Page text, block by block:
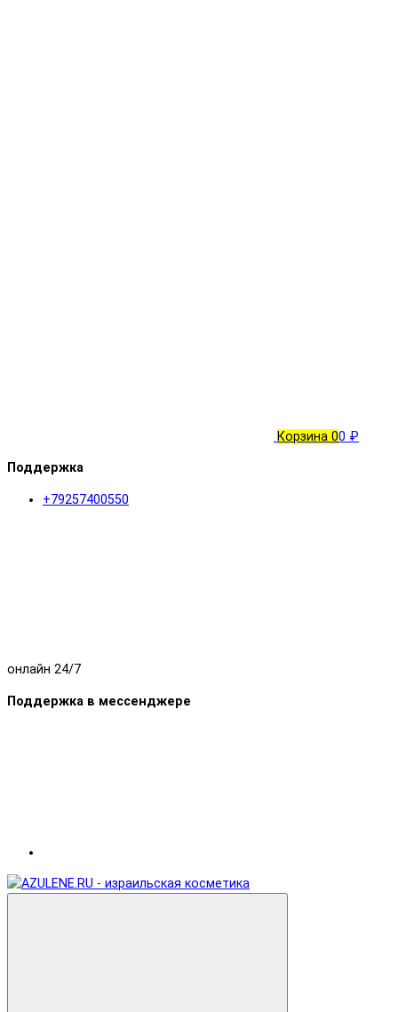
Корзина 00 ₽
Поддержка
+79257400550
онлайн 24/7
Поддержка в мессенджере